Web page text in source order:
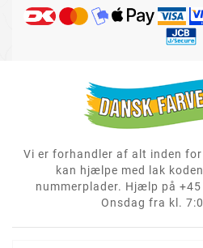
Vi er forhandler af alt inden
kan hjælpe med lak
nummerplader. Hjælp på
Onsdag fra kl.